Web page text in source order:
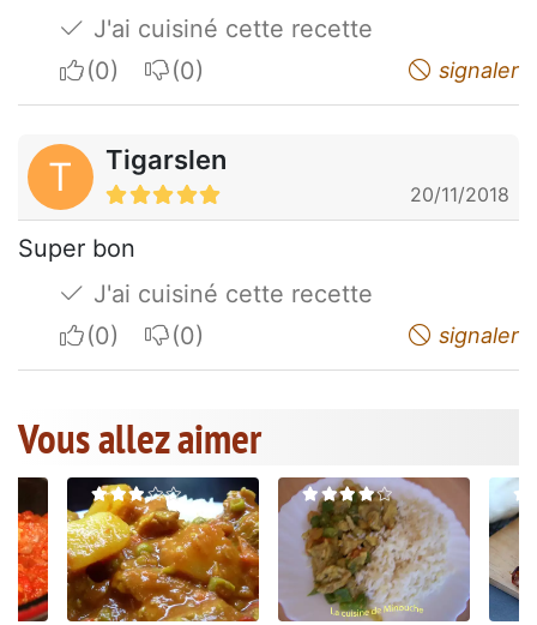
J'ai cuisiné cette recette
I apreciateI do not appreciate signaler
T Tigarslen
20/11/2018
Super bon
J'ai cuisiné cette recette
I apreciateI do not appreciate signaler
Vous allez aimer